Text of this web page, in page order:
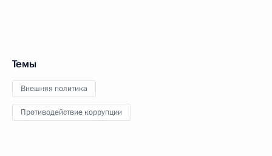
Темы
Внешняя политика
Противодействие коррупции